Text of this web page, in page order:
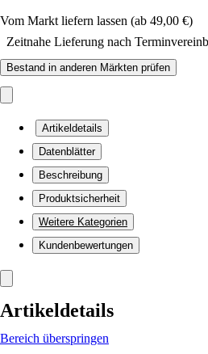
Vom Markt liefern lassen (ab 49,00 €)
Zeitnahe Lieferung nach
Bestand in anderen Märkten prüfen
Artikeldetails
Datenblätter
Beschreibung
Produktsicherheit
Weitere Kategorien
Kundenbewertungen
Artikeldetails
Bereich überspringen